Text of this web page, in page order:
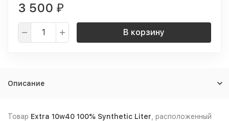
3 500 ₽
В корзину
Описание
Товар Extra 10w40 100% Synthetic Liter , расположенный